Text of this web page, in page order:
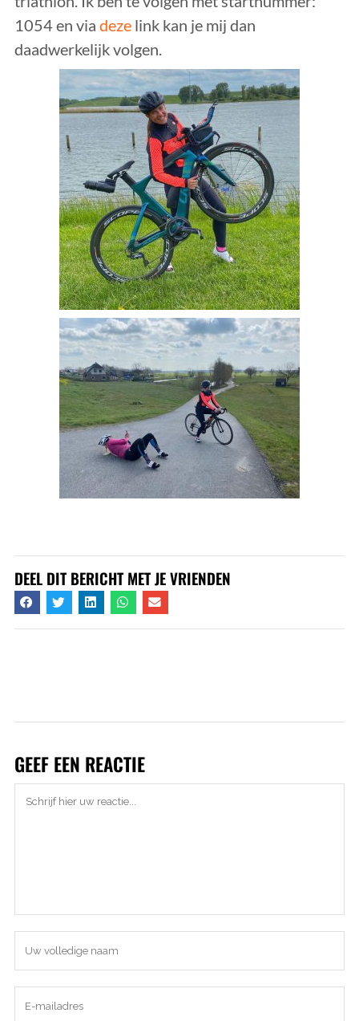
1054 en via deze link kan je mij dan
daadwerkelijk volgen.
DEEL DIT BERICHT MET JE VRIENDEN
GEEF EEN REACTIE